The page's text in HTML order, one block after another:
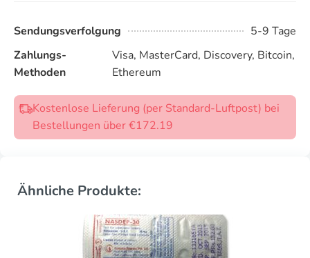
Sendungsverfolgung
5-9 Tage
Zahlungs-
Methoden
Visa, MasterCard, Discovery, Bitcoin,
Ethereum
Kostenlose Lieferung (per Standard-Luftpost) bei
Bestellungen über €172.19
Ähnliche Produkte: